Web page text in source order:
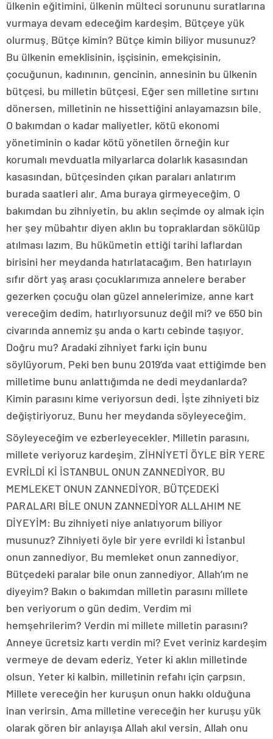
ülkenin eğitimini, ülkenin mülteci sorununu suratlarına
vurmaya devam edeceğim kardeşim. Bütçeye yük
olurmuş. Bütçe kimin? Bütçe kimin biliyor musunuz?
Bu ülkenin emeklisinin, işçisinin, emekçisinin,
çocuğunun, kadınının, gencinin, annesinin bu ülkenin
bütçesi, bu milletin bütçesi. Eğer sen milletine sırtını
dönersen, milletinin ne hissettiğini anlayamazsın bile.
O bakımdan o kadar maliyetler, kötü ekonomi
yönetiminin o kadar kötü yönetilen örneğin kur
korumalı mevduatla milyarlarca dolarlık kasasından
kasasından, bütçesinden çıkan paraları anlatırım
burada saatleri alır. Ama buraya girmeyeceğim. O
bakımdan bu zihniyetin, bu aklın seçimde oy almak için
her şey mübahtır diyen aklın bu topraklardan sökülüp
atılması lazım. Bu hükümetin ettiği tarihi laflardan
birisini her meydanda hatırlatacağım. Ben hatırlayın
sıfır dört yaş arası çocuklarımıza annelere beraber
gezerken çocuğu olan güzel annelerimize, anne kart
vereceğim dedim, hatırlıyorsunuz değil mi? ve 650 bin
civarında annemiz şu anda o kartı cebinde taşıyor.
Doğru mu? Aradaki zihniyet farkı için bunu
söylüyorum. Peki ben bunu 2019’da vaat ettiğimde ben
milletime bunu anlattığımda ne dedi meydanlarda?
Kimin parasını kime veriyorsun dedi. İşte zihniyeti biz
değiştiriyoruz. Bunu her meydanda söyleyeceğim.
Söyleyeceğim ve ezberleyecekler. Milletin parasını,
millete veriyoruz kardeşim. ZİHNİYETİ ÖYLE BİR YERE
EVRİLDİ Kİ İSTANBUL ONUN ZANNEDİYOR. BU
MEMLEKET ONUN ZANNEDİYOR. BÜTÇEDEKİ
PARALARI BİLE ONUN ZANNEDİYOR ALLAHIM NE
DİYEYİM: Bu zihniyeti niye anlatıyorum biliyor
musunuz? Zihniyeti öyle bir yere evrildi ki İstanbul
onun zannediyor. Bu memleket onun zannediyor.
Bütçedeki paralar bile onun zannediyor. Allah’ım ne
diyeyim? Bakın o bakımdan milletin parasını millete
ben veriyorum o gün dedim. Verdim mi
hemşehrilerim? Verdin mi millete milletin parasını?
Anneye ücretsiz kartı verdin mi? Evet veriniz kardeşim
vermeye de devam ederiz. Yeter ki aklın milletinde
olsun. Yeter ki kalbin, milletinin refahı için çarpsın.
Millete vereceğin her kuruşun onun hakkı olduğuna
inan verirsin. Ama milletine vereceğin her kuruşu yük
olarak gören bir anlayışa Allah akıl versin. Allah onu